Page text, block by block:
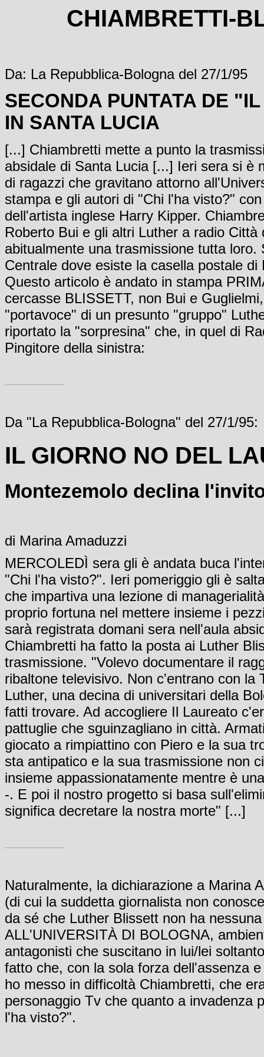
CHIAMBRETTI-
Da: La Repubblica-Bologna del 27/1/95
SECONDA PUNTATA DE
IN SANTA LUCIA
[...] Chiambretti mette a punto la
absidale di Santa Lucia [...] Ieri sera si è
di ragazzi che gravitano attorno
stampa e gli autori di "Chi l'ha visto?"
dell'artista inglese Harry Kipper.
Roberto Bui e gli altri Luther a radio
abitualmente una trasmissione tutta
Centrale dove esiste la casella postale
Questo articolo è andato in stampa
cercasse BLISSETT, non Bui e
"portavoce" di un presunto "gruppo"
riportato la "sorpresina" che, in quel di
Pingitore della sinistra:
Da "La Repubblica-Bologna" del 27/1/95:
IL GIORNO NO DEL
Montezemolo declina
di Marina Amaduzzi
MERCOLEDÌ sera gli è andata buca
"Chi l'ha visto?". Ieri pomeriggio gli è
che impartiva una lezione di
proprio fortuna nel mettere insieme i
sarà registrata domani sera nell'aula
Chiambretti ha fatto la posta ai Luther
trasmissione. "Volevo documentare il
ribaltone televisivo. Non c'entrano con
Luther, una decina di universitari della
fatti trovare. Ad accogliere Il Laureato
pattuglie che sguinzagliano in città.
giocato a rimpiattino con Piero e la sua
sta antipatico e la sua trasmissione non
insieme appassionatamente mentre è
-. E poi il nostro progetto si basa
significa decretare la nostra morte" [...]
Naturalmente, la dichiarazione a Marina
(di cui la suddetta giornalista non
da sé che Luther Blissett non ha
ALL'UNIVERSITÀ DI BOLOGNA,
antagonisti che suscitano in lui/lei
fatto che, con la sola forza dell'assenza
ho messo in difficoltà Chiambretti, che
personaggio Tv che quanto a invadenza
l'ha visto?".